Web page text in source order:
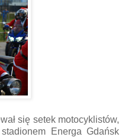
się setek motocyklistów,
Energa Gdańsk